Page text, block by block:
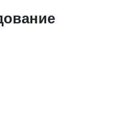
о компании